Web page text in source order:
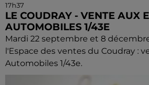
17h37
LE COUDRAY - VENTE AUX
AUTOMOBILES 1/43E
Mardi 22 septembre et 8
l'Espace des ventes du Coudray :
Automobiles 1/43e.